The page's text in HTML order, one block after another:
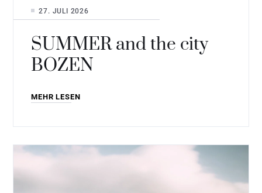
SUMMER and the city
BOZEN
27. JULI 2026
MEHR LESEN